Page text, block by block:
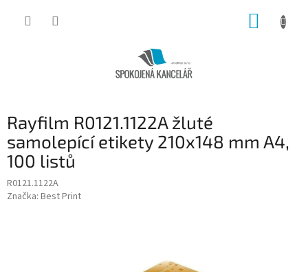
Rayfilm R0121.1122A žluté
samolepící etikety 210x148 mm A4,
100 listů
R0121.1122A
Značka: Best Print